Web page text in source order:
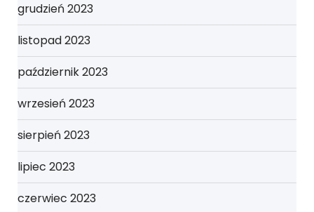
grudzień 2023
listopad 2023
październik 2023
wrzesień 2023
sierpień 2023
lipiec 2023
czerwiec 2023